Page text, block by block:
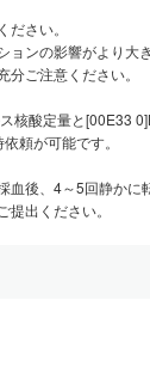
さい。
ョンの影響がより大
ご注意ください。
核酸定量と[00E33
頼が可能です。
血後、4～5回静かに
出ください。